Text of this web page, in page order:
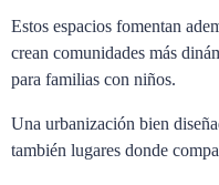
Estos espacios fomentan
crean comunidades más
para familias con niños.
Una urbanización bien
también lugares donde